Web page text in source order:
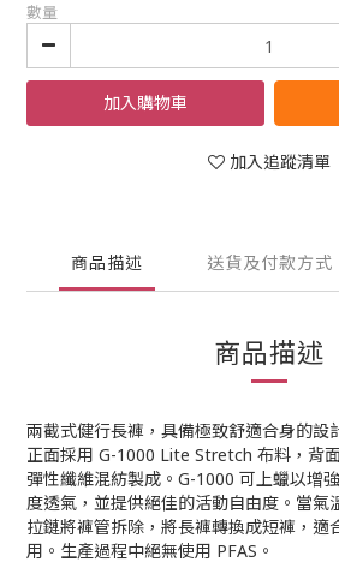
數量
加入購物車
加入追蹤清單
商品描述 送貨及付款方式
商品描述
兩截式健行長褲，具備極致舒適合身的設
正面採用 G-1000 Lite Stretch 布料，背
彈性纖維混紡製成。G-1000 可上蠟以增
度透氣，並提供絕佳的活動自由度。當氣
拉鏈將褲管拆除，將長褲轉換成短褲，適
用。生產過程中絕無使用 PFAS。